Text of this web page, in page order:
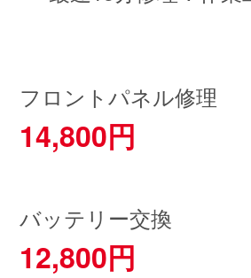
フロントパネル修理
14,800円
バッテリー交換
12,800円